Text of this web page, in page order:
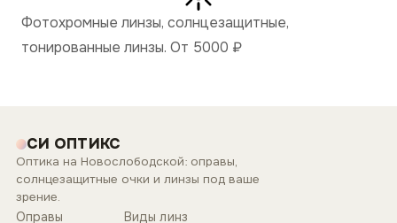
Фотохромные линзы, солнцезащитные,
тонированные линзы. От 5000 ₽
СИ ОПТИКС
Оптика на Новослободской: оправы,
солнцезащитные очки и линзы под ваше
зрение.
Оправы
Виды линз